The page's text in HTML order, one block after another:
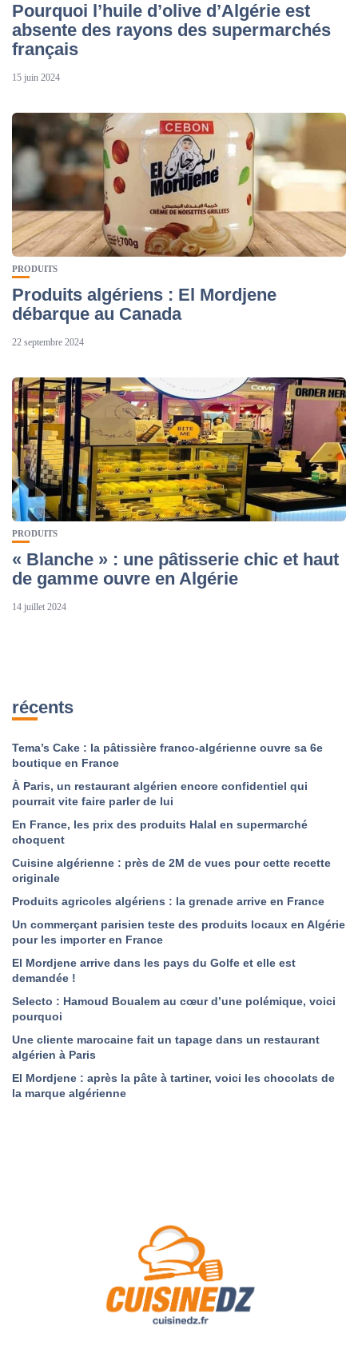
Pourquoi l’huile d’olive d’Algérie est
absente des rayons des supermarchés
français
15 juin 2024
PRODUITS
Produits algériens : El Mordjene
débarque au Canada
22 septembre 2024
PRODUITS
« Blanche » : une pâtisserie chic et haut
de gamme ouvre en Algérie
14 juillet 2024
récents
Tema’s Cake : la pâtissière franco-algérienne ouvre sa 6e
boutique en France
À Paris, un restaurant algérien encore confidentiel qui
pourrait vite faire parler de lui
En France, les prix des produits Halal en supermarché
choquent
Cuisine algérienne : près de 2M de vues pour cette recette
originale
Produits agricoles algériens : la grenade arrive en France
Un commerçant parisien teste des produits locaux en Algérie
pour les importer en France
El Mordjene arrive dans les pays du Golfe et elle est
demandée !
Selecto : Hamoud Boualem au cœur d’une polémique, voici
pourquoi
Une cliente marocaine fait un tapage dans un restaurant
algérien à Paris
El Mordjene : après la pâte à tartiner, voici les chocolats de
la marque algérienne